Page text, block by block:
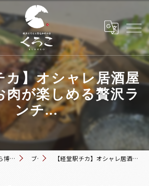
カ】オシャレ居酒屋
肉が楽しめる贅沢ラ
ンチ...
経堂駅の居酒屋なら博多おでんと黒毛和牛の店 くろこ ブログ 【経堂駅チカ】オシャレ居酒屋🏮自慢のお肉が楽しめる贅沢ランチ...